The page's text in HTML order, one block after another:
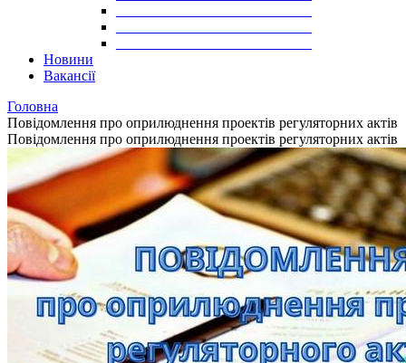
Новини
Вакансії
Головна
Повідомлення про оприлюднення проектів регуляторних актів
Повідомлення про оприлюднення проектів регуляторних актів